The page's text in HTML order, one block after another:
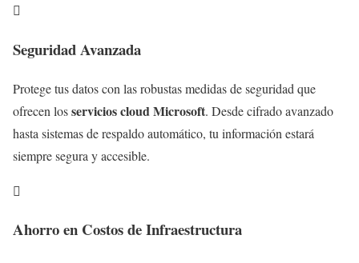

Seguridad Avanzada
Protege tus datos con las robustas medidas de seguridad que
ofrecen losservicios cloud Microsoft. Desde cifrado avanzado
hasta sistemas de respaldo automático, tu información estará
siempre segura y accesible.

Ahorro en Costos de Infraestructura